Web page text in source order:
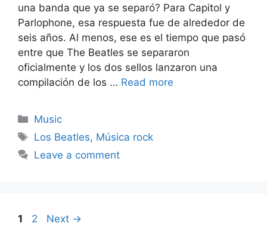
una banda que ya se separó? Para Capitol y
Parlophone, esa respuesta fue de alrededor de
seis años. Al menos, ese es el tiempo que pasó
entre que The Beatles se separaron
oficialmente y los dos sellos lanzaron una
compilación de los … Read more
Categories
Music
Tags
Los Beatles, Música rock
Leave a comment
Page
1 Page
2 Next →